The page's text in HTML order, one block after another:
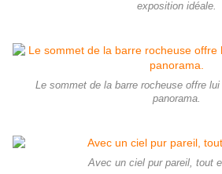
exposition idéale.
Le sommet de la barre rocheuse offre
panorama.
Avec un ciel pur pareil, tout